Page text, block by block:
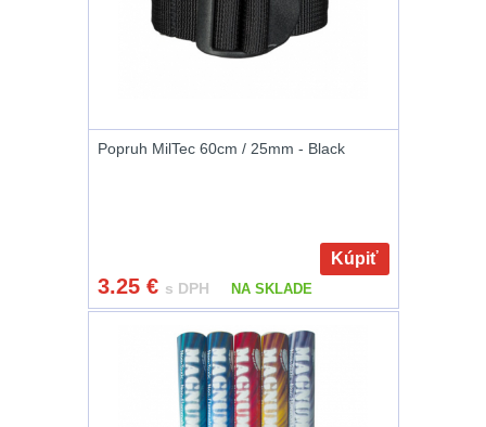
OPTIKY(145)
15
Popruh MilTec 60cm / 25mm - Black
Kúpiť
3.25 € s DPH NA SKLADE